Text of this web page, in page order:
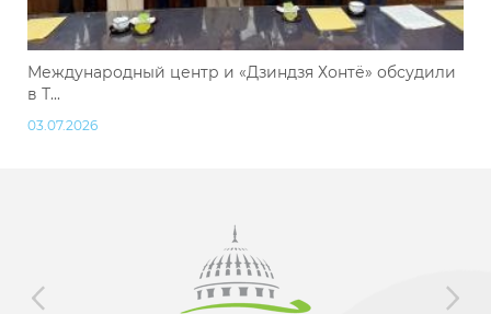
Международный центр и «Дзиндзя Хонтё» обсудили
в Т...
03.07.2026